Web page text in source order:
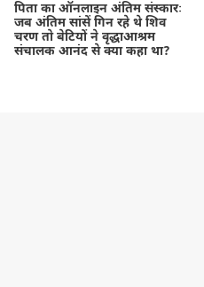
पिता का ऑनलाइन अंतिम संस्कारः
जब अंतिम सांसें गिन रहे थे शिव
चरण तो बेटियों ने वृद्धाआश्रम
संचालक आनंद से क्या कहा था?